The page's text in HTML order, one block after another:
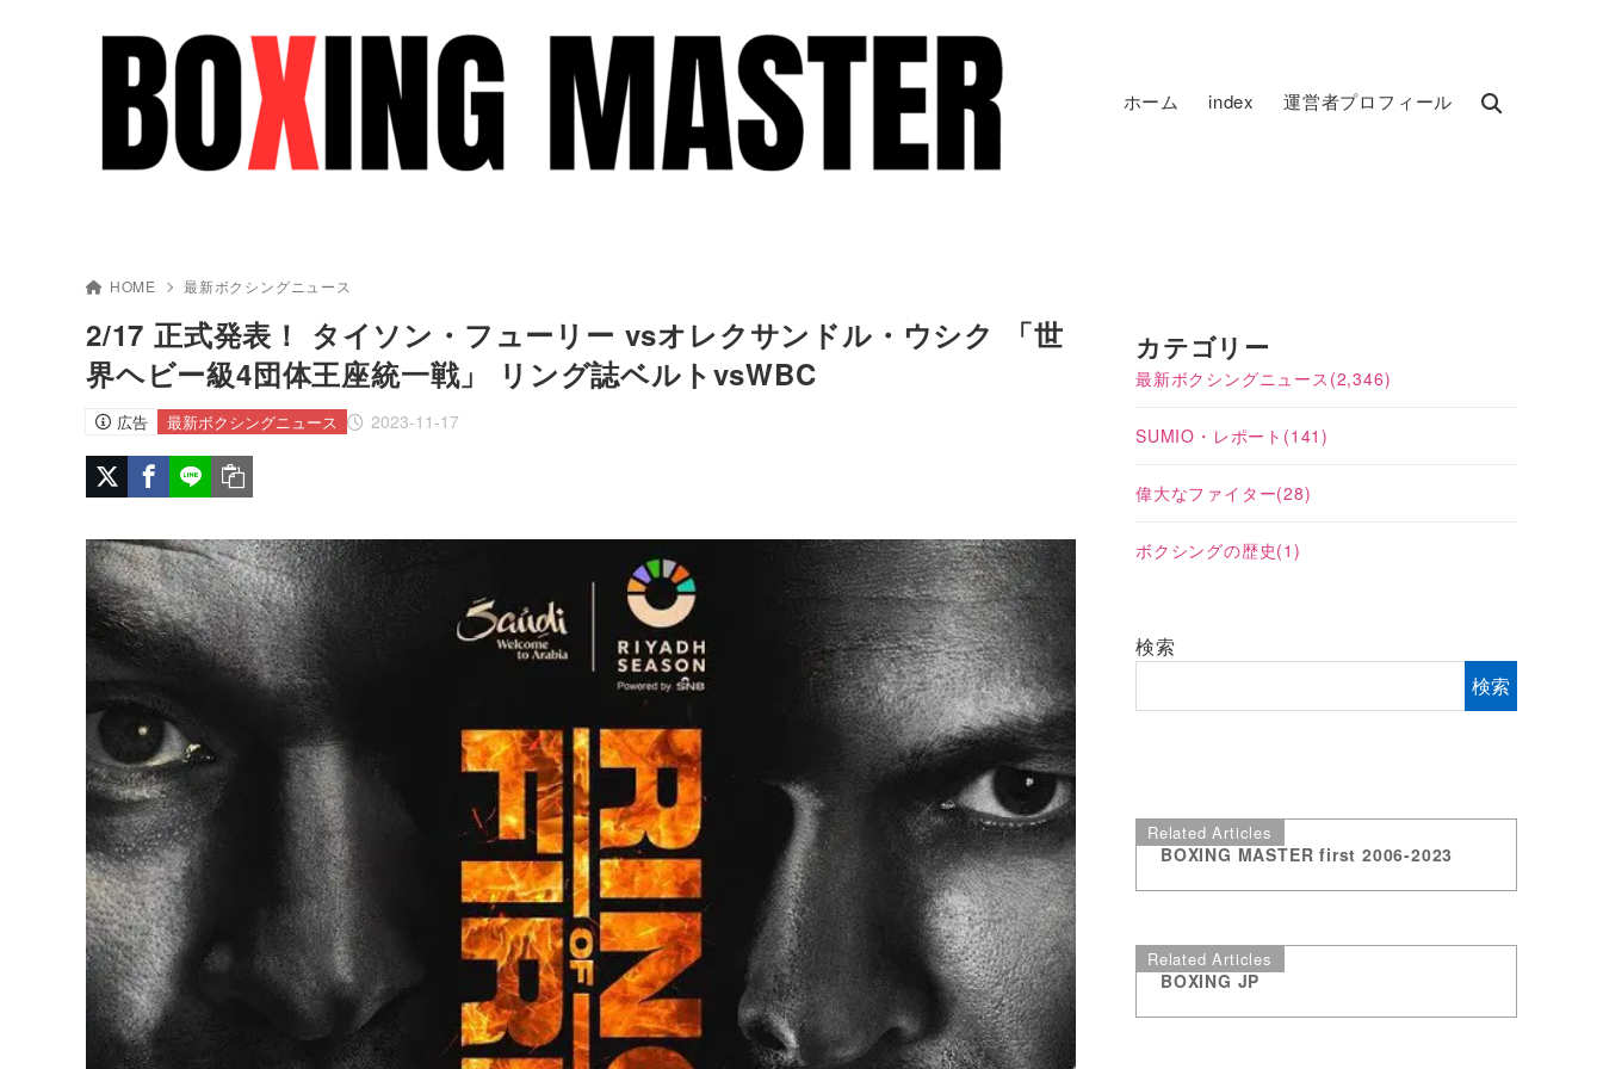
ホーム index 運営者プロフィール
HOME 最新ボクシングニュース
2/17 正式発表！ タイソン・フューリー vsオレクサンドル・ウシク 「世
界ヘビー級4団体王座統一戦」 リング誌ベルトvsWBC
広告 2023-11-17
最新ボクシングニュース
カテゴリー
最新ボクシングニュース (2,346)
SUMIO・レポート (141)
偉大なファイター(28)
ボクシングの歴史(1)
検索
検索
Related Articles
BOXING MASTER first 2006-2023
Related Articles
BOXING JP